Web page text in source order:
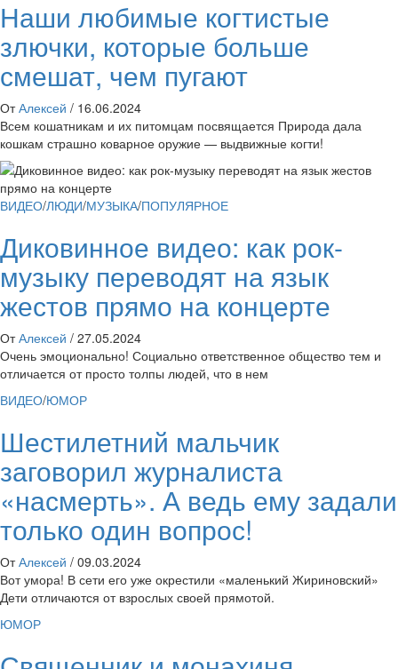
Наши любимые когтистые
злючки, которые больше
смешат, чем пугают
От Алексей / 16.06.2024
Всем кошатникам и их питомцам посвящается Природа дала
кошкам страшно коварное оружие — выдвижные когти!
ВИДЕО/ЛЮДИ/МУЗЫКА/ПОПУЛЯРНОЕ
Диковинное видео: как рок-
музыку переводят на язык
жестов прямо на концерте
От Алексей / 27.05.2024
Очень эмоционально! Социально ответственное общество тем и
отличается от просто толпы людей, что в нем
ВИДЕО/ЮМОР
Шестилетний мальчик
заговорил журналиста
«насмерть». А ведь ему задали
только один вопрос!
От Алексей / 09.03.2024
Вот умора! В сети его уже окрестили «маленький Жириновский»
Дети отличаются от взрослых своей прямотой.
ЮМОР